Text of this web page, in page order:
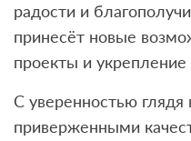
радости и
принесёт новые
проекты и
С уверенностью
приверженными